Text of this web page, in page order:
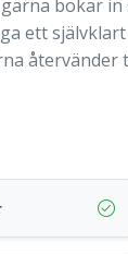
bokar in
ett
återvänder